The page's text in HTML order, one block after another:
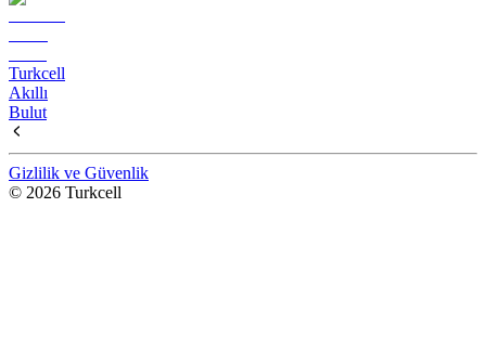
Turkcell
Akıllı
Bulut
Gizlilik ve Güvenlik
© 2026 Turkcell